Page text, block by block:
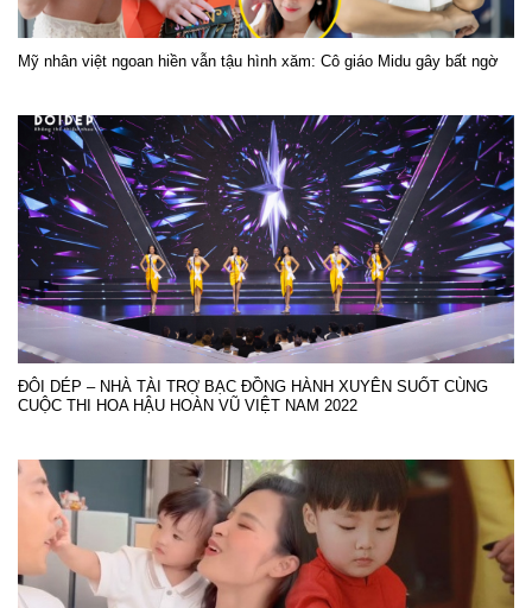
Mỹ nhân việt ngoan hiền vẫn tậu hình xăm: Cô giáo Midu gây bất ngờ
ĐÔI DÉP – NHÀ TÀI TRỢ BẠC ĐỒNG HÀNH XUYÊN SUỐT CÙNG
CUỘC THI HOA HẬU HOÀN VŨ VIỆT NAM 2022